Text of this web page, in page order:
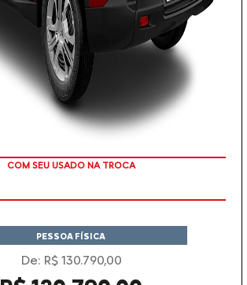
TAXA ZERO
PESSOA FÍSICA
De: R$ 130.790,00